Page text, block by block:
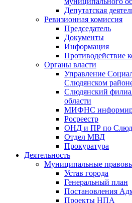
Депутатская
Ревизионная комиссия
Председатель
Документы
Информация
Противодействие
Органы власти
Управление
Слюдянском
Слюдянский
области
МИФНС
Росреестр
ОНД и ПР по
Отдел МВД
Прокуратура
Деятельность
Муниципальные
Устав города
Генеральный план
Постановления
Проекты НПА